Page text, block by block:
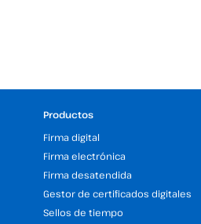
Productos
Firma digital
Firma electrónica
Firma desatendida
Gestor de certificados digitales
Sellos de tiempo